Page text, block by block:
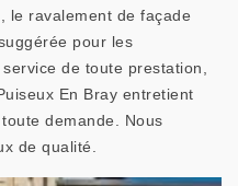
le ravalement de façade
pour les
de toute prestation,
En Bray entretient
demande. Nous
de qualité.